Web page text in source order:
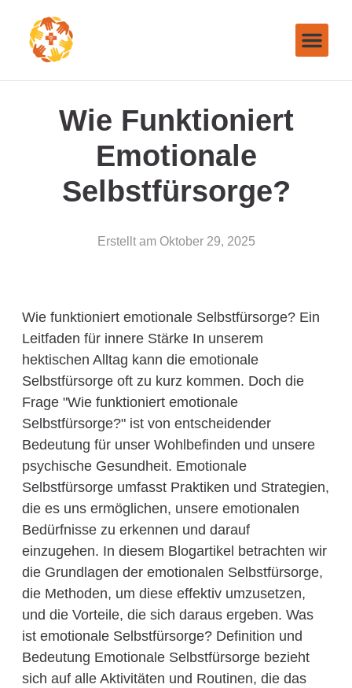
Wie Funktioniert
Emotionale
Selbstfürsorge?
Erstellt am Oktober 29, 2025
Wie funktioniert emotionale Selbstfürsorge? Ein
Leitfaden für innere Stärke In unserem
hektischen Alltag kann die emotionale
Selbstfürsorge oft zu kurz kommen. Doch die
Frage "Wie funktioniert emotionale
Selbstfürsorge?" ist von entscheidender
Bedeutung für unser Wohlbefinden und unsere
psychische Gesundheit. Emotionale
Selbstfürsorge umfasst Praktiken und Strategien,
die es uns ermöglichen, unsere emotionalen
Bedürfnisse zu erkennen und darauf
einzugehen. In diesem Blogartikel betrachten wir
die Grundlagen der emotionalen Selbstfürsorge,
die Methoden, um diese effektiv umzusetzen,
und die Vorteile, die sich daraus ergeben. Was
ist emotionale Selbstfürsorge? Definition und
Bedeutung Emotionale Selbstfürsorge bezieht
sich auf alle Aktivitäten und Routinen, die das